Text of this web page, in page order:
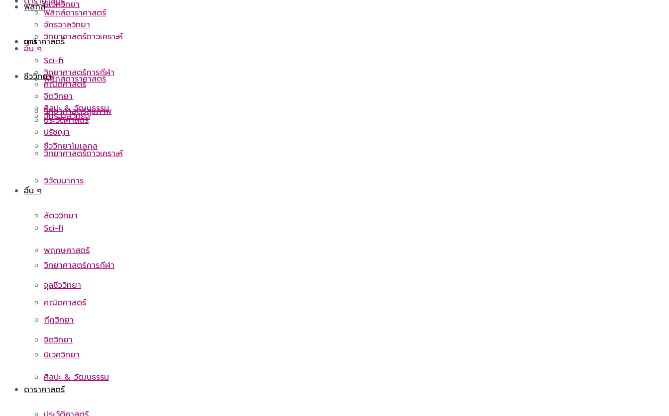
นิเวศวิทยา
ดาราศาสตร์
ฟิสิกส์ดาราศาสตร์
จักรวาลวิทยา
วิทยาศาสตร์ดาวเคราะห์
อื่น ๆ
Sci-fi
วิทยาศาสตร์การกีฬา
คณิตศาสตร์
จิตวิทยา
ศิลปะ & วัฒนธรรม
ฟิสิกส์
เคมี
ชีววิทยา
วิทยาศาสตร์สุขภาพ
ชีววิทยาโมเลกุล
วิวัฒนาการ
สัตววิทยา
พฤกษศาสตร์
จุลชีววิทยา
กีฏวิทยา
นิเวศวิทยา
ดาราศาสตร์
ฟิสิกส์ดาราศาสตร์
จักรวาลวิทยา
วิทยาศาสตร์ดาวเคราะห์
อื่น ๆ
Sci-fi
วิทยาศาสตร์การกีฬา
คณิตศาสตร์
จิตวิทยา
ศิลปะ & วัฒนธรรม
ประวัติศาสตร์
ปรัชญา